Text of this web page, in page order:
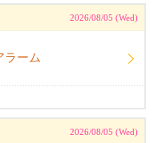
2026/08/05 (Wed)
ーム
2026/08/05 (Wed)